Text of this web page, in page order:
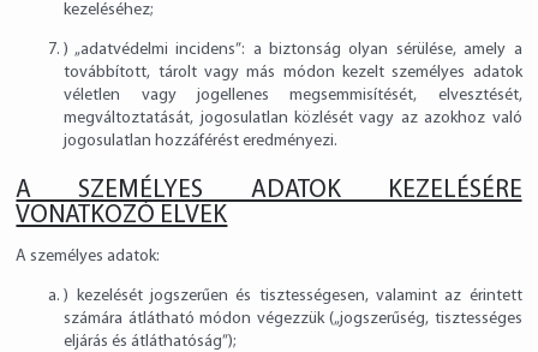
kezeléséhez;
) „adatvédelmi incidens”: a biztonság olyan sérülése, amely a
továbbított, tárolt vagy más módon kezelt személyes adatok
véletlen vagy jogellenes megsemmisítését, elvesztését,
megváltoztatását, jogosulatlan közlését vagy az azokhoz való
jogosulatlan hozzáférést eredményezi.
A SZEMÉLYES ADATOK KEZELÉSÉRE
VONATKOZÓ ELVEK
A személyes adatok:
) kezelését jogszerűen és tisztességesen, valamint az érintett
számára átlátható módon végezzük („jogszerűség, tisztességes
eljárás és átláthatóság”);